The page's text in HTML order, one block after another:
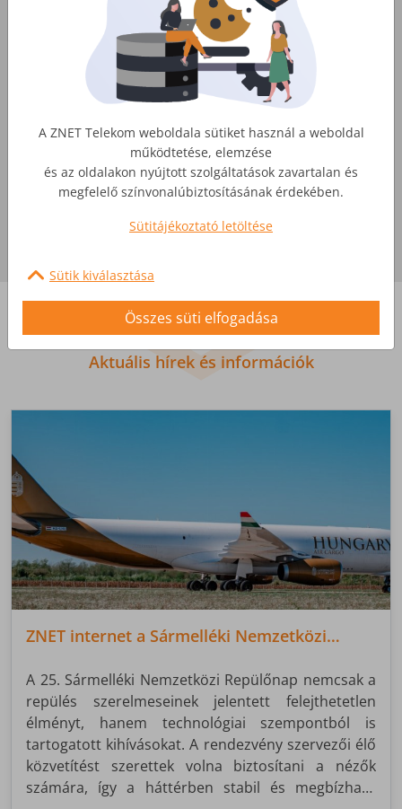
stabil internet akár a város külterületein is
kényelmes streaming, videochat és home
office akár már a legkisebb csomagjainkkal
Válassz a csomagod melléinternet
szolgáltatást!
Ellenőrizd az elérhetőséget!
Kiemelt hírek
Aktuális hírek és információk
ZNET internet a Sármelléki Nemzetközi
A 25. Sármelléki Nemzetközi Repülőnap nemcsak a
repülés szerelmeseinek jelentett felejthetetlen
élményt, hanem technológiai szempontból is
tartogatott kihívásokat. A rendezvény szervezői élő
közvetítést szerettek volna biztosítani a nézők
számára, így a háttérben stabil és megbízható
A ZNET Telekom weboldala sütiket használ a weboldal
működtetése, elemzése
és az oldalakon nyújtott szolgáltatások zavartalan és
megfelelő színvonalúbiztosításának érdekében.
Sütitájékoztató letöltése
Sütik kiválasztása
Összes süti elfogadása